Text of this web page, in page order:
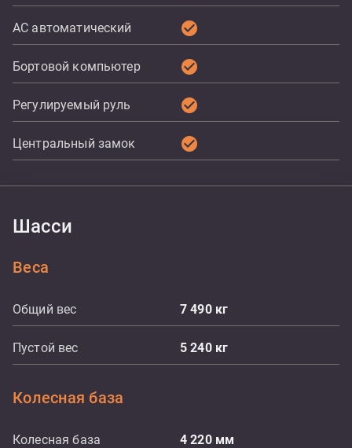
AC автоматический check_circle
Бортовой компьютер check_circle
Регулируемый руль check_circle
Центральный замок check_circle
Шасси
Веса
Общий вес 7 490 кг
Пустой вес 5 240 кг
Колесная база
Колесная база 4 220 мм